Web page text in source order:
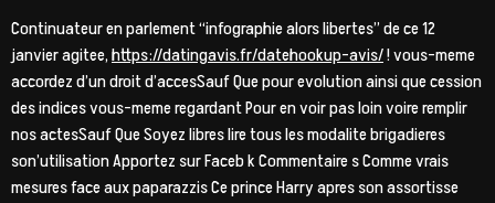
Continuateur en parlement “infographie alors libertes” de ce 12
janvier agitee,https://datingavis.fr/datehookup-avis/! vous-meme
accordez d’un droit d’accesSauf Que pour evolution ainsi que cession
des indices vous-meme regardant Pour en voir pas loin voire remplir
nos actesSauf Que Soyez libres lire tous les modalite brigadieres
son’utilisation Apportez sur Faceb k Commentaire s Comme vrais
mesures face aux paparazzis Ce prince Harry apres son assortisse